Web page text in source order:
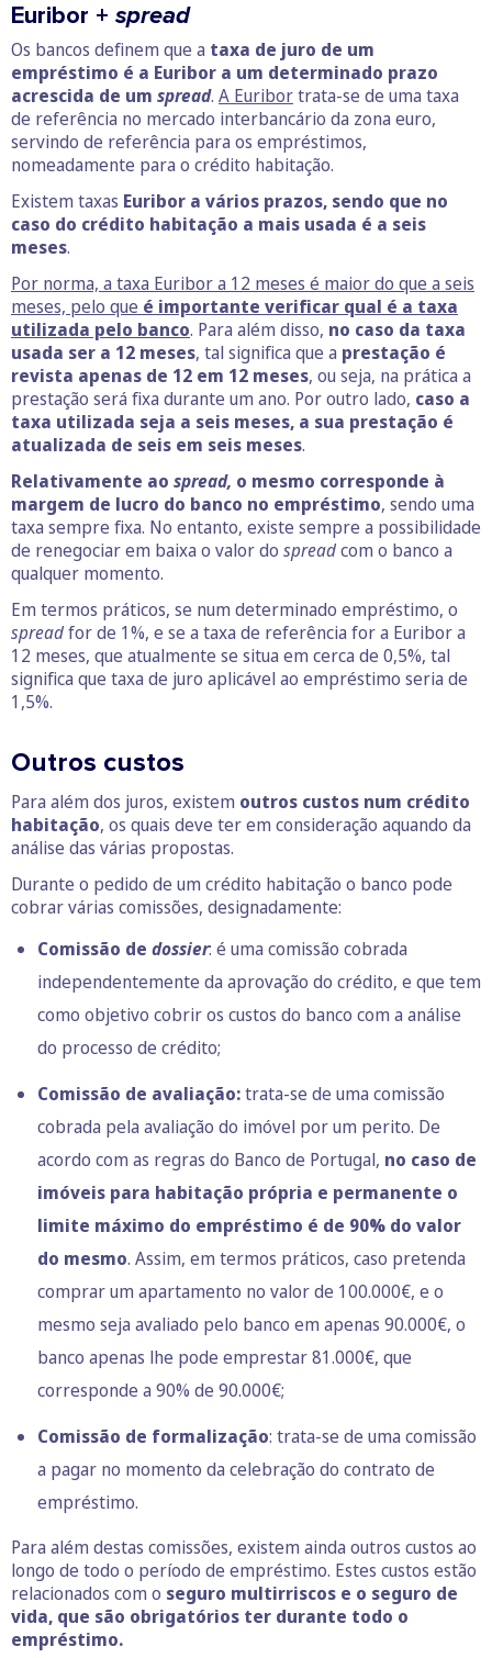
Euribor + spread
Os bancos definem que a taxa de juro de um
empréstimo é a Euribor a um determinado prazo
acrescida de um spread. A Euribortrata-se de uma taxa
de referência no mercado interbancário da zona euro,
servindo de referência para os empréstimos,
nomeadamente para o crédito habitação.
Existem taxas Euribor a vários prazos, sendo que no
caso do crédito habitação a mais usada é a seis
meses.
Por norma, a taxa Euribor a 12 meses é maior do que a seis
meses, pelo que é importante verificar qual é a taxa
utilizada pelo banco. Para além disso, no caso da taxa
usada ser a 12 meses, tal significa que a prestação é
revista apenas de 12 em 12 meses, ou seja, na prática a
prestação será fixa durante um ano. Por outro lado, caso a
taxa utilizada seja a seis meses, a sua prestação é
atualizada de seis em seis meses.
Relativamente ao spread, o mesmo corresponde à
margem de lucro do banco no empréstimo, sendo uma
taxa sempre fixa. No entanto, existe sempre a possibilidade
de renegociar em baixa o valor do spreadcom o banco a
qualquer momento.
Em termos práticos, se num determinado empréstimo, o
spreadfor de 1%, e se a taxa de referência for a Euribor a
12 meses, que atualmente se situa em cerca de 0,5%, tal
significa que taxa de juro aplicável ao empréstimo seria de
1,5%.
Outros custos
Para além dos juros, existem outros custos num crédito
habitação, os quais deve ter em consideração aquando da
análise das várias propostas.
Durante o pedido de um crédito habitação o banco pode
cobrar várias comissões, designadamente:
Comissão de dossier: é uma comissão cobrada
independentemente da aprovação do crédito, e que tem
como objetivo cobrir os custos do banco com a análise
do processo de crédito;
Comissão de avaliação:trata-se de uma comissão
cobrada pela avaliação do imóvel por um perito. De
acordo com as regras do Banco de Portugal, no caso de
imóveis para habitação própria e permanente o
limite máximo do empréstimo é de 90% do valor
do mesmo. Assim, em termos práticos, caso pretenda
comprar um apartamento no valor de 100.000€, e o
mesmo seja avaliado pelo banco em apenas 90.000€, o
banco apenas lhe pode emprestar 81.000€, que
corresponde a 90% de 90.000€;
Comissão de formalização: trata-se de uma comissão
a pagar no momento da celebração do contrato de
empréstimo.
Para além destas comissões, existem ainda outros custos ao
longo de todo o período de empréstimo. Estes custos estão
relacionados com o seguro multirriscos e o seguro de
vida, que são obrigatórios ter durante todo o
empréstimo.